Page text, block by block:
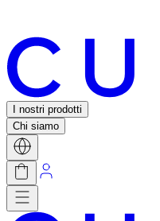
I nostri prodotti
Chi siamo